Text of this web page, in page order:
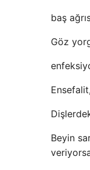
baş
Göz
Beyin